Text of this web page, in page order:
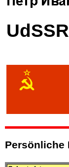
UdSSR
Persönliche